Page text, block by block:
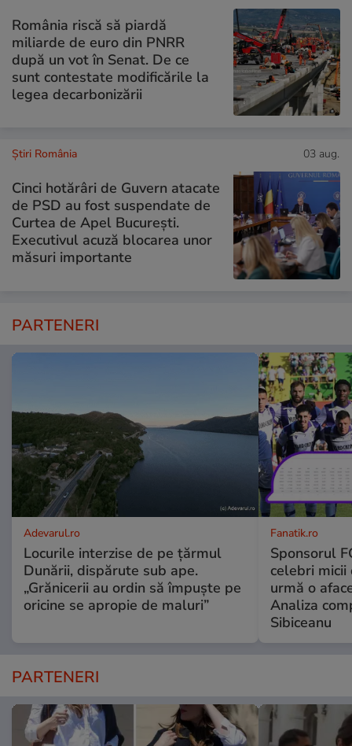
România riscă să piardă
miliarde de euro din PNRR
după un vot în Senat. De ce
sunt contestate modificările la
legea decarbonizării
Știri România 03 aug.
Cinci hotărâri de Guvern atacate
de PSD au fost suspendate de
Curtea de Apel București.
Executivul acuză blocarea unor
măsuri importante
PARTENERI
Adevarul.ro
Locurile interzise de pe țărmul
Dunării, dispărute sub ape.
„Grănicerii au ordin să împuște pe
oricine se apropie de maluri”
Fanatik.ro
Sponsorul
celebri
urmă o
Analiza
Sibiceanu
PARTENERI